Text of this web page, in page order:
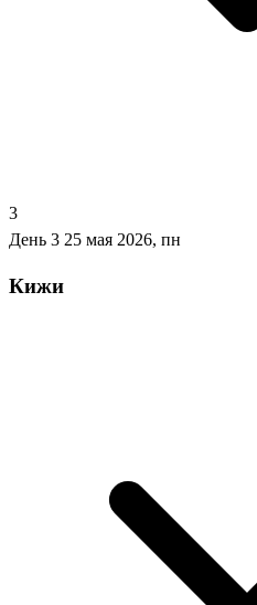
3
День 3 25 мая 2026, пн
Кижи